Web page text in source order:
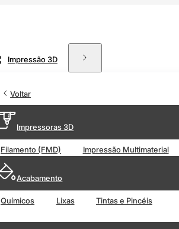
Impressão 3D
Voltar
Impressoras 3D
Filamento (FMD) Impressão Multimaterial
Acabamento
Químicos Lixas Tintas e Pincéis